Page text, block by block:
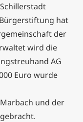
hat
der
wird die
AG
Euro wurde
und der